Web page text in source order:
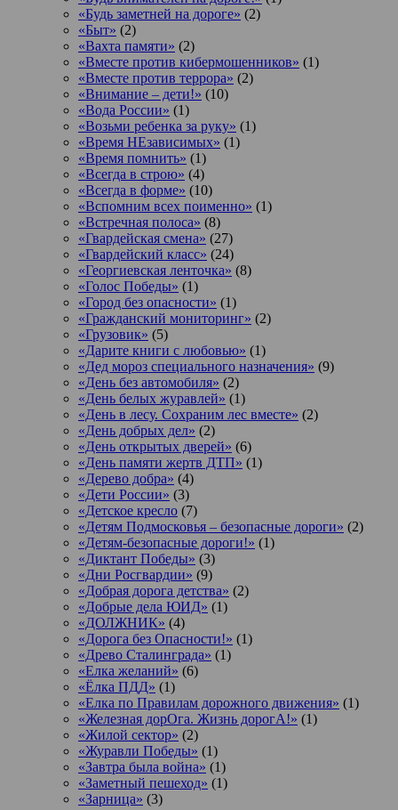
«Будь заметней на дороге» (2)
«Быт» (2)
«Вахта памяти» (2)
«Вместе против кибермошенников» (1)
«Вместе против террора» (2)
«Внимание – дети!» (10)
«Вода России» (1)
«Возьми ребенка за руку» (1)
«Время НЕзависимых» (1)
«Время помнить» (1)
«Всегда в строю» (4)
«Всегда в форме» (10)
«Вспомним всех поименно» (1)
«Встречная полоса» (8)
«Гвардейская смена» (27)
«Гвардейский класс» (24)
«Георгиевская ленточка» (8)
«Голос Победы» (1)
«Город без опасности» (1)
«Гражданский мониторинг» (2)
«Грузовик» (5)
«Дарите книги с любовью» (1)
«Дед мороз специального назначения» (9)
«День без автомобиля» (2)
«День белых журавлей» (1)
«День в лесу. Сохраним лес вместе» (2)
«День добрых дел» (2)
«День открытых дверей» (6)
«День памяти жертв ДТП» (1)
«Дерево добра» (4)
«Дети России» (3)
«Детское кресло (7)
«Детям Подмосковья – безопасные дороги» (2)
«Детям-безопасные дороги!» (1)
«Диктант Победы» (3)
«Дни Росгвардии» (9)
«Добрая дорога детства» (2)
«Добрые дела ЮИД» (1)
«ДОЛЖНИК» (4)
«Дорога без Опасности!» (1)
«Древо Сталинграда» (1)
«Елка желаний» (6)
«Ёлка ПДД» (1)
«Елка по Правилам дорожного движения» (1)
«Железная дорОга. Жизнь дорогА!» (1)
«Жилой сектор» (2)
«Журавли Победы» (1)
«Завтра была война» (1)
«Заметный пешеход» (1)
«Зарница» (3)